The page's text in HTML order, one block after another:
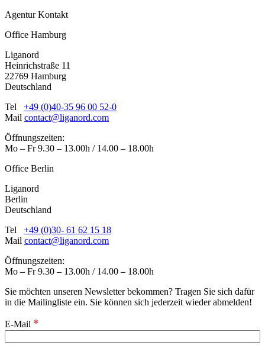
Agentur Kontakt
Office Hamburg
Liganord
Heinrichstraße 11
22769 Hamburg
Deutschland
Tel +49 (0)40-35 96 00 52-0
Mail contact@liganord.com
Öffnungszeiten:
Mo – Fr 9.30 – 13.00h / 14.00 – 18.00h
Office Berlin
Liganord
Berlin
Deutschland
Tel +49 (0)30- 61 62 15 18
Mail contact@liganord.com
Öffnungszeiten:
Mo – Fr 9.30 – 13.00h / 14.00 – 18.00h
Sie möchten unseren Newsletter bekommen? Tragen Sie sich dafür
in die Mailingliste ein. Sie können sich jederzeit wieder abmelden!
E-Mail *